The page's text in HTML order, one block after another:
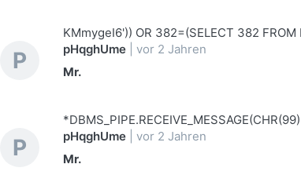
KMmygeI6')) OR 382=(SELECT 382 FROM
P pHqghUme
vor 2 Jahren
Mr.
P pHqghUme
vor 2 Jahren
Mr.